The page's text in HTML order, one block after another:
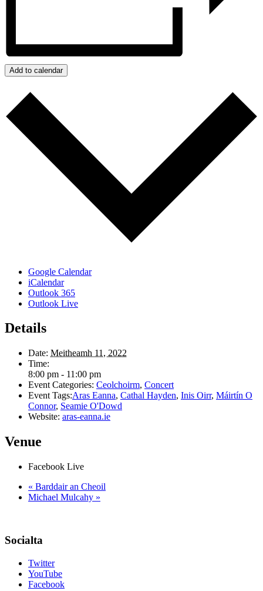
Add to calendar
Google Calendar
iCalendar
Outlook 365
Outlook Live
Details
Date: Meitheamh 11, 2022
Time:
8:00 pm - 11:00 pm
Event Categories: Ceolchoirm, Concert
Event Tags:Aras Eanna, Cathal Hayden, Inis Oirr, Máirtín O
Connor, Seamie O'Dowd
Website: aras-eanna.ie
Venue
Facebook Live
« Barddair an Cheoil
Michael Mulcahy »
Socialta
Twitter
YouTube
Facebook